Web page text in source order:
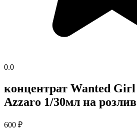
0.0
концентрат Wanted
Azzaro 1/30мл на розлив
600 ₽